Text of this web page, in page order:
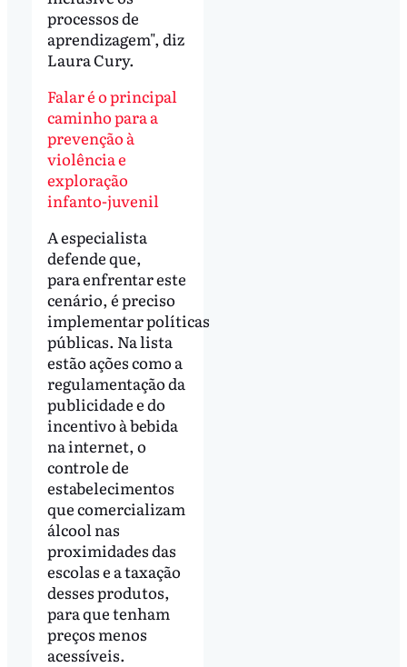
processos de
aprendizagem", diz
Laura Cury.
Falar é o principal
caminho para a
prevenção à
violência e
exploração
infanto-juvenil
A especialista
defende que,
para enfrentar este
cenário, é preciso
implementar políticas
públicas. Na lista
estão ações como a
regulamentação da
publicidade e do
incentivo à bebida
na internet, o
controle de
estabelecimentos
que comercializam
álcool nas
proximidades das
escolas e a taxação
desses produtos,
para que tenham
preços menos
acessíveis.